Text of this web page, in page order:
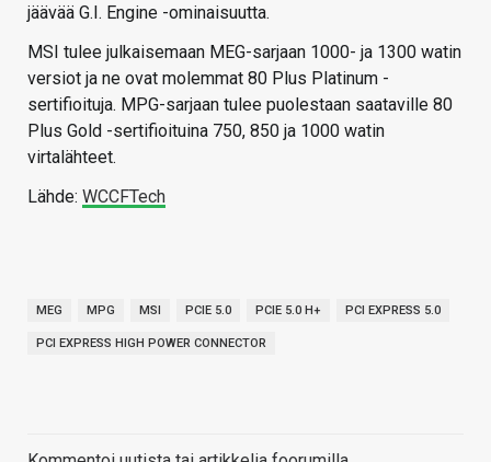
jäävää G.I. Engine -ominaisuutta.
MSI tulee julkaisemaan MEG-sarjaan 1000- ja 1300 watin
versiot ja ne ovat molemmat 80 Plus Platinum -
sertifioituja. MPG-sarjaan tulee puolestaan saataville 80
Plus Gold -sertifioituina 750, 850 ja 1000 watin
virtalähteet.
Lähde: WCCFTech
MEG MPG MSI PCIE 5.0 PCIE 5.0 H+ PCI EXPRESS 5.0
PCI EXPRESS HIGH POWER CONNECTOR